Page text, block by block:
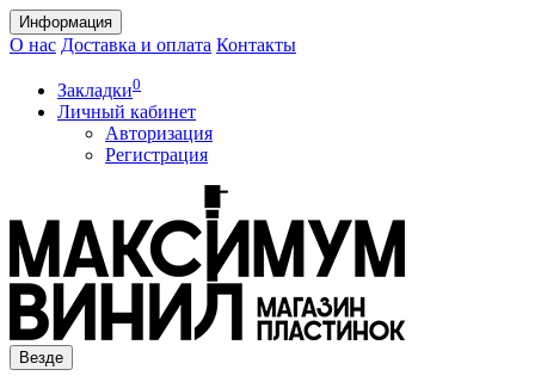
Информация
О нас Доставка и оплата Контакты
Закладки0
Личный кабинет
Авторизация
Регистрация
Везде